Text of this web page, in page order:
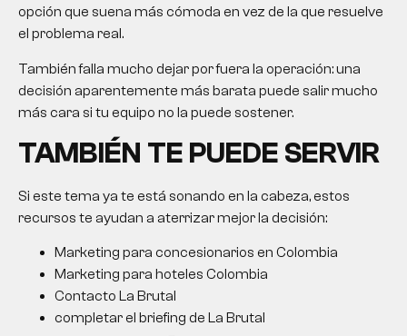
opción que suena más cómoda en vez de la que resuelve
el problema real.
También falla mucho dejar por fuera la operación: una
decisión aparentemente más barata puede salir mucho
más cara si tu equipo no la puede sostener.
TAMBIÉN TE PUEDE SERVIR
Si este tema ya te está sonando en la cabeza, estos
recursos te ayudan a aterrizar mejor la decisión:
Marketing para concesionarios en Colombia
Marketing para hoteles Colombia
Contacto La Brutal
completar el briefing de La Brutal